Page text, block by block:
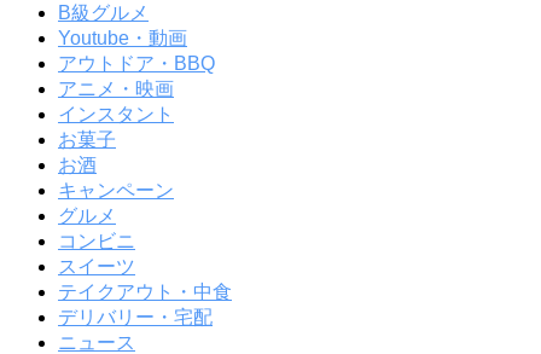
B級グルメ
Youtube・動画
アウトドア・BBQ
アニメ・映画
インスタント
お菓子
お酒
キャンペーン
グルメ
コンビニ
スイーツ
テイクアウト・中食
デリバリー・宅配
ニュース